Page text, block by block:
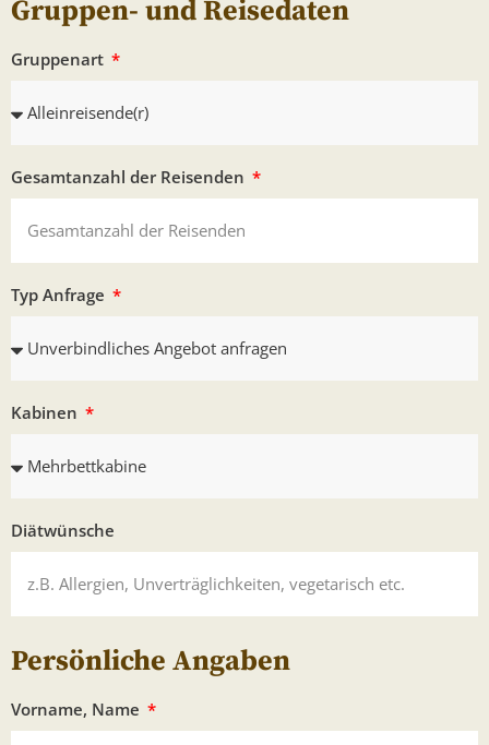
Gruppen- und Reisedaten
Gruppenart
Gesamtanzahl der Reisenden
Typ Anfrage
Kabinen
Diätwünsche
Persönliche Angaben
Vorname, Name